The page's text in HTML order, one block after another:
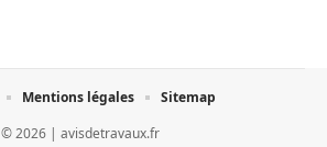
© 2026 | avisdetravaux.fr
Mentions légales Sitemap